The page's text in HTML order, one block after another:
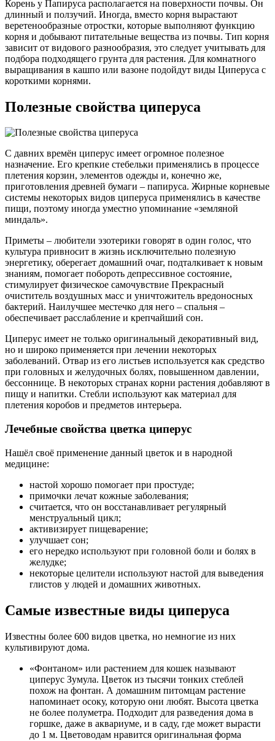
Корень у Папируса располагается на поверхности почвы. Он
длинный и ползучий. Иногда, вместо корня вырастают
веретенообразные отростки, которые выполняют функцию
корня и добывают питательные вещества из почвы. Тип корня
зависит от видового разнообразия, это следует учитывать для
подбора подходящего грунта для растения. Для комнатного
выращивания в кашпо или вазоне подойдут виды Циперуса с
короткими корнями.
Полезные свойства циперуса
С давних времён циперус имеет огромное полезное
назначение. Его крепкие стебельки применялись в процессе
плетения корзин, элементов одежды и, конечно же,
приготовления древней бумаги – папируса. Жирные корневые
системы некоторых видов циперуса применялись в качестве
пищи, поэтому иногда уместно упоминание «земляной
миндаль».
Приметы – любители эзотерики говорят в один голос, что
культура привносит в жизнь исключительно полезную
энергетику, оберегает домашний очаг, подталкивает к новым
знаниям, помогает побороть депрессивное состояние,
стимулирует физическое самочувствие Прекрасный
очиститель воздушных масс и уничтожитель вредоносных
бактерий. Наилучшее местечко для него – спальня –
обеспечивает расслабление и крепчайший сон.
Циперус имеет не только оригинальный декоративный вид,
но и широко применяется при лечении некоторых
заболеваний. Отвар из его листьев используется как средство
при головных и желудочных болях, повышенном давлении,
бессоннице. В некоторых странах корни растения добавляют в
пищу и напитки. Стебли используют как материал для
плетения коробов и предметов интерьера.
Лечебные свойства цветка циперус
Нашёл своё применение данный цветок и в народной
медицине:
настой хорошо помогает при простуде;
примочки лечат кожные заболевания;
считается, что он восстанавливает регулярный
менструальный цикл;
активизирует пищеварение;
улучшает сон;
его нередко используют при головной боли и болях в
желудке;
некоторые целители используют настой для выведения
глистов у людей и домашних животных.
Самые известные виды циперуса
Известны более 600 видов цветка, но немногие из них
культивируют дома.
«Фонтаном» или растением для кошек называют
циперус Зумула. Цветок из тысячи тонких стеблей
похож на фонтан. А домашним питомцам растение
напоминает осоку, которую они любят. Высота цветка
не более полуметра. Подходит для разведения дома в
горшке, даже в аквариуме, и в саду, где может вырасти
до 1 м. Цветоводам нравится оригинальная форма